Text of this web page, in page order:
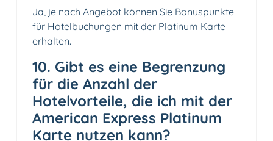
Ja, je nach Angebot können Sie Bonuspunkte
für Hotelbuchungen mit der Platinum Karte
erhalten.
10. Gibt es eine Begrenzung
für die Anzahl der
Hotelvorteile, die ich mit der
American Express Platinum
Karte nutzen kann?